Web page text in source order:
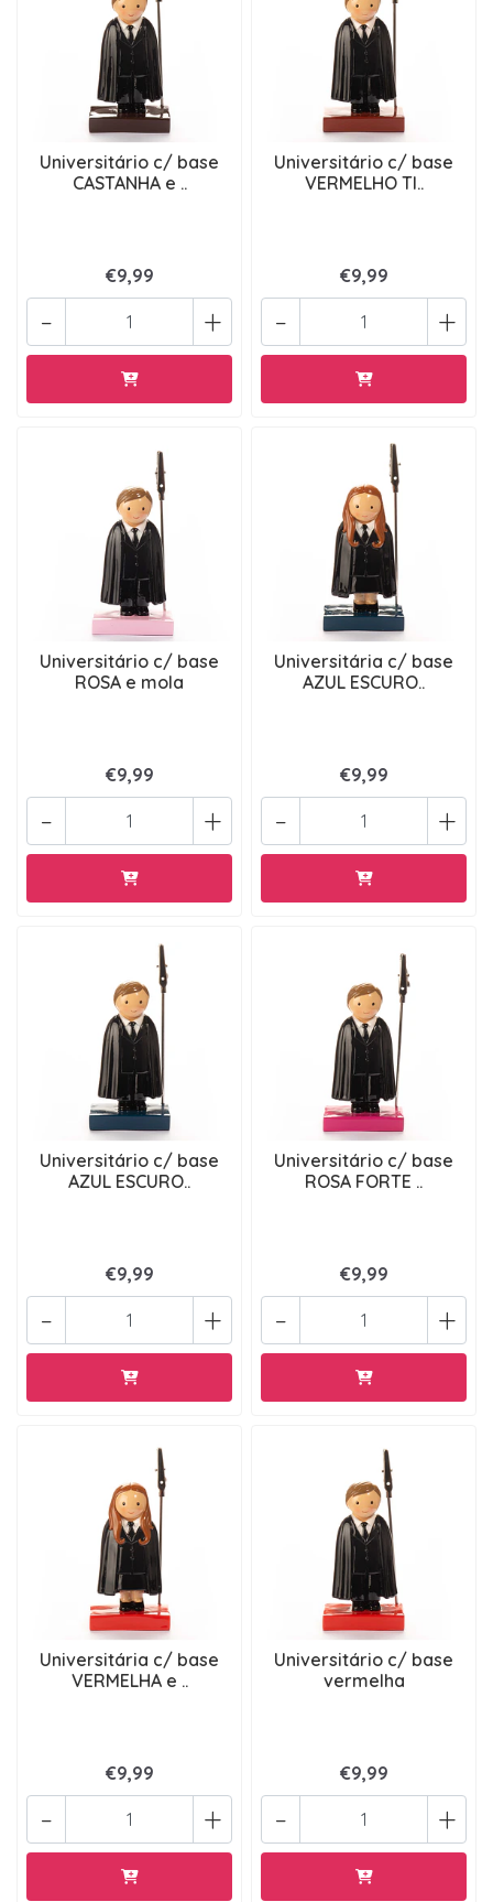
Universitário c/ base
CASTANHA e ..
€9,99
+
-
Universitário c/ base
VERMELHO TI..
€9,99
+
-
Universitário c/ base
ROSA e mola
€9,99
+
-
Universitária c/ base
AZUL ESCURO..
€9,99
+
-
Universitário c/ base
AZUL ESCURO..
€9,99
+
-
Universitário c/ base
ROSA FORTE ..
€9,99
+
-
Universitária c/ base
VERMELHA e ..
€9,99
+
-
Universitário c/ base
vermelha
€9,99
+
-